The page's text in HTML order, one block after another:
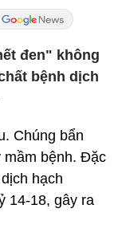
đen" không
bệnh dịch
Chúng bẩn
mầm bệnh. Đặc
hạch
14-18, gây ra